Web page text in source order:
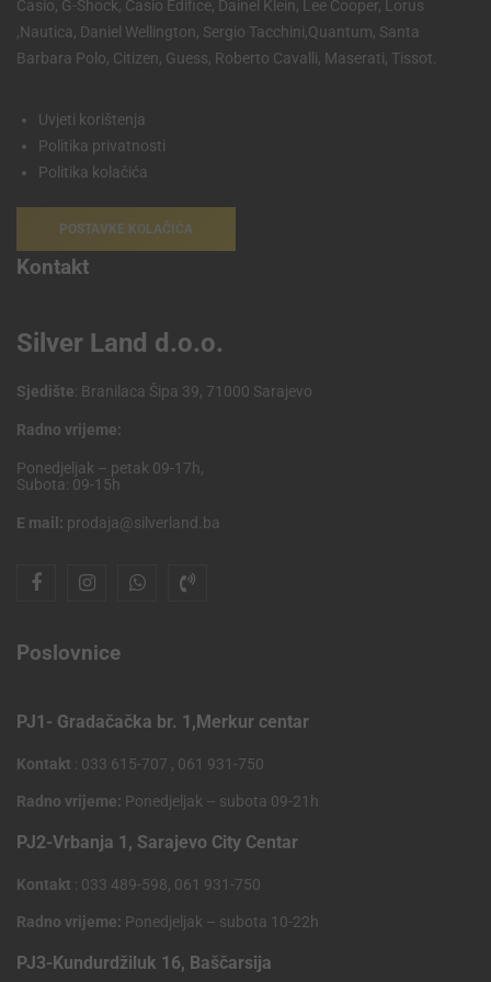
Casio, G-Shock, Casio Edifice, Dainel Klein, Lee Cooper, Lorus
,Nautica, Daniel Wellington, Sergio Tacchini,Quantum, Santa
Barbara Polo, Citizen, Guess, Roberto Cavalli, Maserati, Tissot.
Uvjeti korištenja
Politika privatnosti
Politika kolačića
POSTAVKE KOLAČIĆA
Kontakt
Silver Land d.o.o.
Sjedište: Branilaca Šipa 39, 71000 Sarajevo
Radno vrijeme:
Ponedjeljak – petak 09-17h,
Subota: 09-15h
E mail: prodaja@silverland.ba
Poslovnice
PJ1- Gradačačka br. 1,Merkur centar
Kontakt : 033 615-707 , 061 931-750
Radno vrijeme: Ponedjeljak – subota 09-21h
PJ2-Vrbanja 1, Sarajevo City Centar
Kontakt : 033 489-598, 061 931-750
Radno vrijeme: Ponedjeljak – subota 10-22h
PJ3-Kundurdžiluk 16, Baščarsija